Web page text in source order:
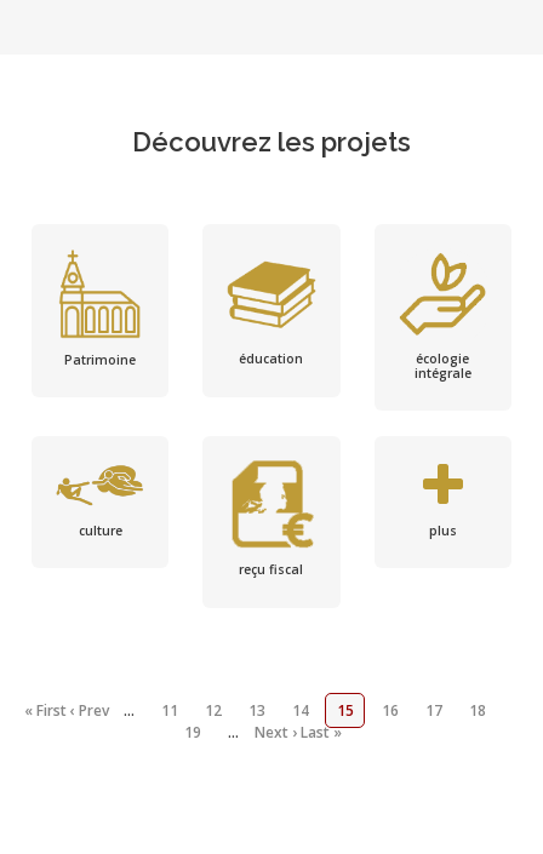
Découvrez les projets
Patrimoine éducation
écologie
intégrale
culture
reçu fiscal
plus
« First ‹ Prev … 11 12 13 14 15 16 17
18
19
… Next › Last »